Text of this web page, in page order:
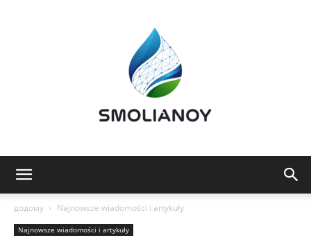
додому Najnowsze wiadomości i artykuły
Najnowsze wiadomości i artykuły